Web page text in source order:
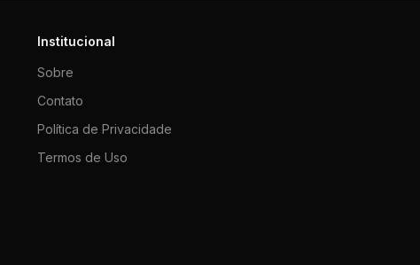
Institucional
Sobre
Contato
Política de Privacidade
Termos de Uso